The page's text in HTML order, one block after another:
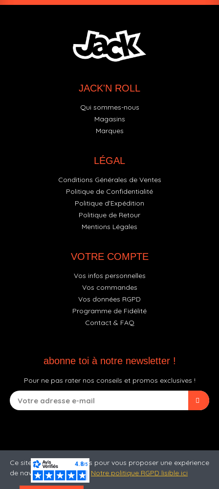
JACK'N ROLL
Qui sommes-nous
Magasins
Marques
LÉGAL
Conditions Générales de Ventes
Politique de Confidentialité
Politique d'Expédition
Politique de Retour
Mentions Légales
VOTRE COMPTE
Vos infos personnelles
Vos commandes
Vos données RGPD
Programme de Fidélité
Contact & FAQ
abonne toi à notre newsletter !
Pour ne pas rater nos conseils et promos exclusives !
Ce site utilise des cookies pour vous proposer une expérience
de navigation optimale. Notre politique RGPD lisible ici